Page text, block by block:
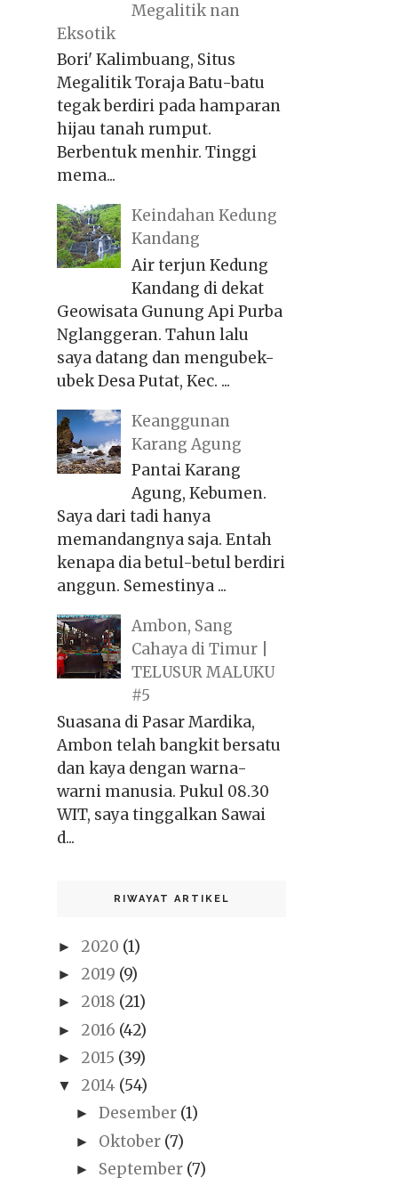
Megalitik nan
Eksotik
Bori' Kalimbuang, Situs
Megalitik Toraja Batu-batu
tegak berdiri pada hamparan
hijau tanah rumput.
Berbentuk menhir. Tinggi
mema...
Keindahan Kedung
Kandang
Air terjun Kedung
Kandang di dekat
Geowisata Gunung Api Purba
Nglanggeran. Tahun lalu
saya datang dan mengubek-
ubek Desa Putat, Kec. ...
Keanggunan
Karang Agung
Pantai Karang
Agung, Kebumen.
Saya dari tadi hanya
memandangnya saja. Entah
kenapa dia betul-betul berdiri
anggun. Semestinya ...
Ambon, Sang
Cahaya di Timur |
TELUSUR MALUKU
#5
Suasana di Pasar Mardika,
Ambon telah bangkit bersatu
dan kaya dengan warna-
warni manusia. Pukul 08.30
WIT, saya tinggalkan Sawai
d...
RIWAYAT ARTIKEL
► 2020 (1)
► 2019 (9)
► 2018 (21)
► 2016 (42)
► 2015 (39)
▼ 2014 (54)
►Desember (1)
► Oktober (7)
► September (7)